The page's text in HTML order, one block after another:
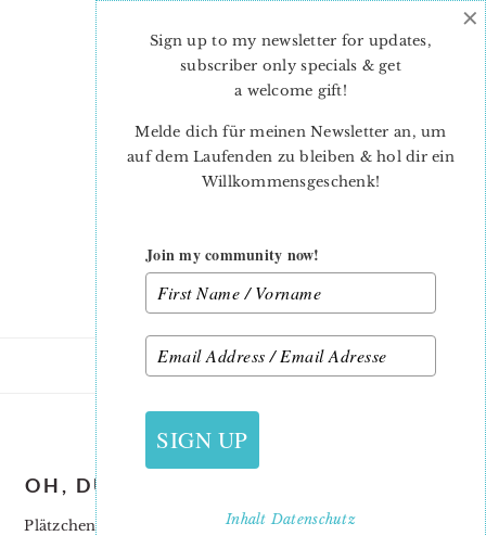
OH, DU SCHÖNE WEIHNACHTSZEIT…
Plätzchen backen, Fenstersterne falten, Punsch trinken bei
Sign up to my newsletter for updates,
subscriber only specials & get
a welcome gift!
Melde dich für meinen Newsletter an, um
auf dem Laufenden zu bleiben & hol dir ein
Willkommensgeschenk!
Join my community now!
SIGN UP
InhaltDatenschutz
×